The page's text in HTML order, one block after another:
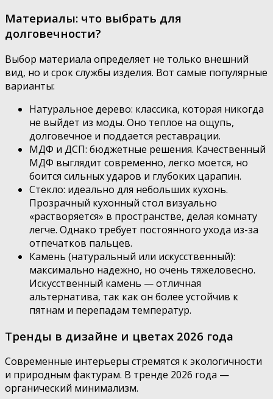
Материалы: что выбрать для
долговечности?
Выбор материала определяет не только внешний
вид, но и срок службы изделия. Вот самые популярные
варианты:
Натуральное дерево: классика, которая никогда
не выйдет из моды. Оно теплое на ощупь,
долговечное и поддается реставрации.
МДФ и ДСП: бюджетные решения. Качественный
МДФ выглядит современно, легко моется, но
боится сильных ударов и глубоких царапин.
Стекло: идеально для небольших кухонь.
Прозрачный кухонный стол визуально
«растворяется» в пространстве, делая комнату
легче. Однако требует постоянного ухода из-за
отпечатков пальцев.
Камень (натуральный или искусственный):
максимально надежно, но очень тяжеловесно.
Искусственный камень — отличная
альтернатива, так как он более устойчив к
пятнам и перепадам температур.
Тренды в дизайне и цветах 2026 года
Современные интерьеры стремятся к экологичности
и природным фактурам. В тренде 2026 года —
органический минимализм.